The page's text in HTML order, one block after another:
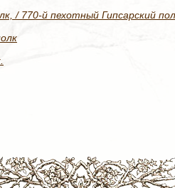
/ 770-й пехотный Гипсарский